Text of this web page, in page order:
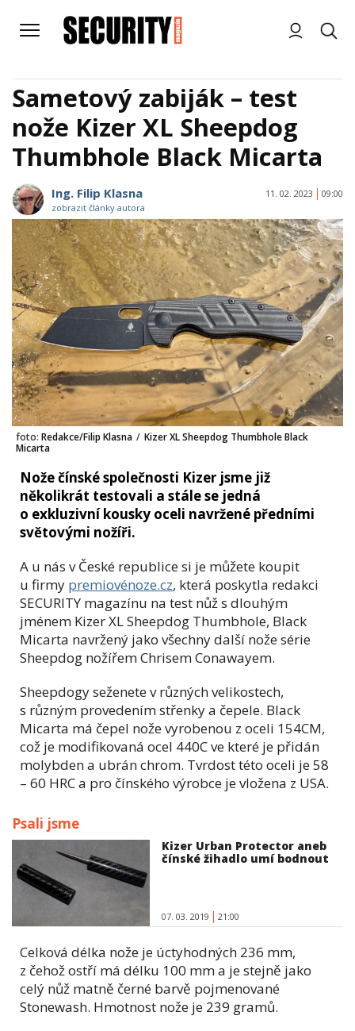
Sametový zabiják – test
nože Kizer XL Sheepdog
Thumbhole Black Micarta
Ing. Filip Klasna
zobrazit články autora
11. 02. 2023 09:00
foto: Redakce/Filip Klasna / Kizer XL Sheepdog Thumbhole Black
Micarta
Nože čínské společnosti Kizer jsme již
několikrát testovali a stále se jedná
o exkluzivní kousky oceli navržené předními
světovými nožíři.
A u nás v České republice si je můžete koupit
u firmy premiovénoze.cz, která poskytla redakci
SECURITY magazínu na test nůž s dlouhým
jménem Kizer XL Sheepdog Thumbhole, Black
Micarta navržený jako všechny další nože série
Sheepdog nožířem Chrisem Conawayem.
Sheepdogy seženete v různých velikostech,
s různým provedením střenky a čepele. Black
Micarta má čepel nože vyrobenou z oceli 154CM,
což je modifikovaná ocel 440C ve které je přidán
molybden a ubrán chrom. Tvrdost této oceli je 58
– 60 HRC a pro čínského výrobce je vložena z USA.
Psali jsme
Kizer Urban Protector aneb
čínské žihadlo umí bodnout
07. 03. 2019 21:00
Celková délka nože je úctyhodných 236 mm,
z čehož ostří má délku 100 mm a je stejně jako
celý nůž matně černé barvě pojmenované
Stonewash. Hmotnost nože je 239 gramů.